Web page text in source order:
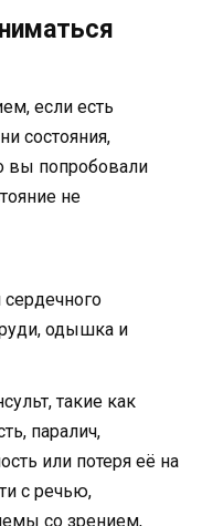
если есть
состояния,
вы попробовали
не
одышка и
такие как
паралич,
или потеря её на
с речью,
со зрением,